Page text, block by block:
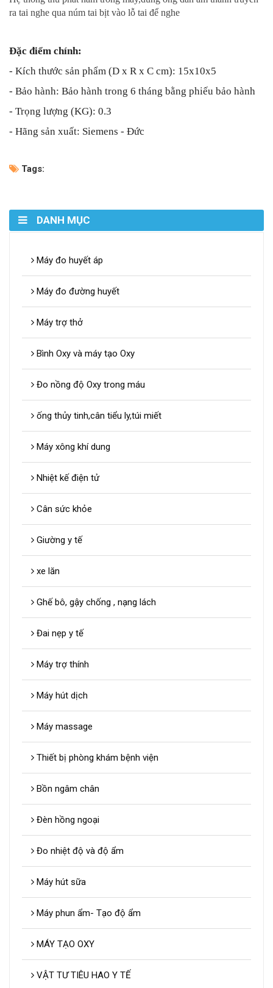
ra tai nghe qua núm tai bịt vào lỗ tai để nghe
Đặc điểm chính:
- Kích thước sản phẩm (D x R x C cm): 15x10x5
- Bảo hành: Bảo hành trong 6 tháng bằng phiếu bảo hành
- Trọng lượng (KG): 0.3
- Hãng sản xuất: Siemens - Đức
Tags:
DANH MỤC
Máy đo huyết áp
Máy đo đường huyết
Máy trợ thở
Bình Oxy và máy tạo Oxy
Đo nồng độ Oxy trong máu
ống thủy tinh,cân tiểu ly,túi miết
Máy xông khí dung
Nhiệt kế điện tử
Cân sức khỏe
Giường y tế
xe lăn
Ghế bô, gậy chống , nạng lách
Đai nẹp y tế
Máy trợ thính
Máy hút dịch
Máy massage
Thiết bị phòng khám bệnh viện
Bồn ngâm chân
Đèn hồng ngoại
Đo nhiệt độ và độ ẩm
Máy hút sữa
Máy phun ẩm- Tạo độ ẩm
MÁY TẠO OXY
VẬT TƯ TIÊU HAO Y TẾ